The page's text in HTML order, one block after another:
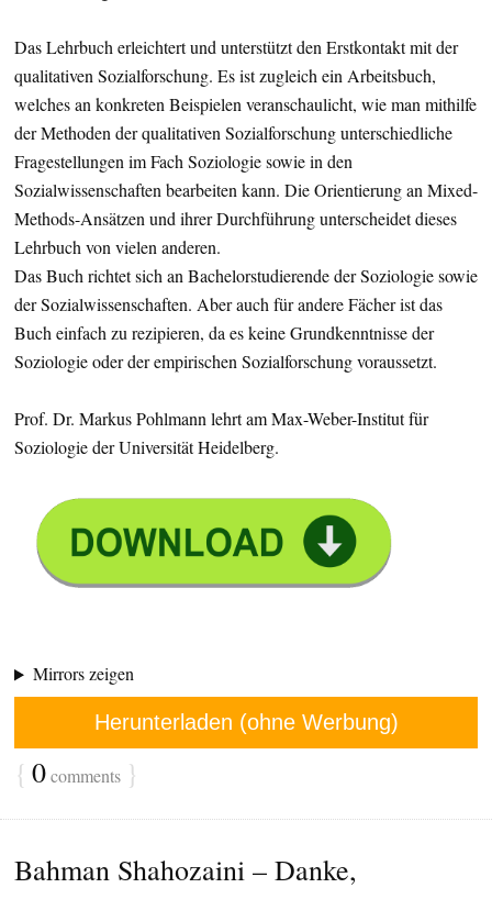
Das Lehrbuch erleichtert und unterstützt den Erstkontakt mit der
qualitativen Sozialforschung. Es ist zugleich ein Arbeitsbuch,
welches an konkreten Beispielen veranschaulicht, wie man mithilfe
der Methoden der qualitativen Sozialforschung unterschiedliche
Fragestellungen im Fach Soziologie sowie in den
Sozialwissenschaften bearbeiten kann. Die Orientierung an Mixed-
Methods-Ansätzen und ihrer Durchführung unterscheidet dieses
Lehrbuch von vielen anderen.
Das Buch richtet sich an Bachelorstudierende der Soziologie sowie
der Sozialwissenschaften. Aber auch für andere Fächer ist das
Buch einfach zu rezipieren, da es keine Grundkenntnisse der
Soziologie oder der empirischen Sozialforschung voraussetzt.
Prof. Dr. Markus Pohlmann lehrt am Max-Weber-Institut für
Soziologie der Universität Heidelberg.
Mirrors zeigen
Herunterladen (ohne Werbung)
{ 0comments }
Bahman Shahozaini – Danke,